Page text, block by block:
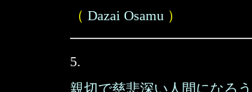
（ Dazai Osamu ）
5.
親切で慈悲深い人間になろう